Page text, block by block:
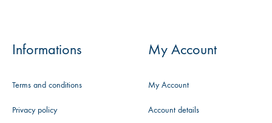
Informations
Terms and conditions
Privacy policy
My Account
My Account
Account details